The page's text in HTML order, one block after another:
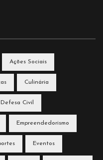
Ações Sociais
Culinária
Defesa Civil
Empreendedorismo
Eventos